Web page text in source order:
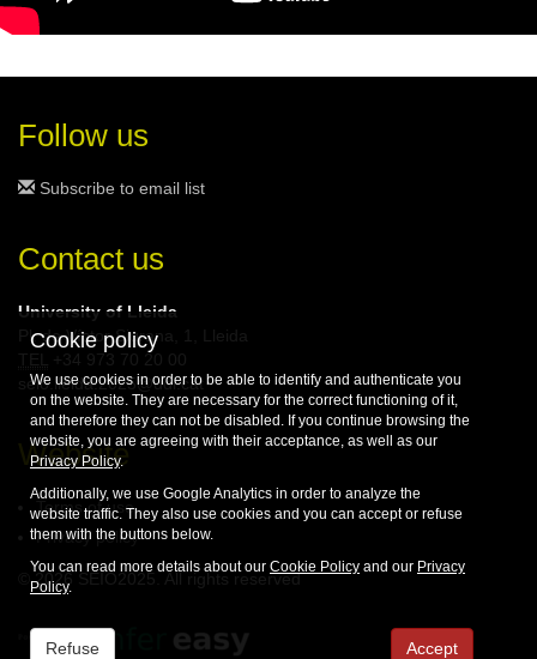
Follow us
Subscribe to email list
Contact us
University of Lleida
Pl. de Víctor Siurana, 1, Lleida
seio.lleida.2025@udl.cat
Website
Terms of use
Privacy policy
© 2026 SEIO2025. All rights reserved
Cookie policy
We use cookies in order to be able to identify and authenticate you
on the website. They are necessary for the correct functioning of it,
and therefore they can not be disabled. If you continue browsing the
website, you are agreeing with their acceptance, as well as our
Privacy Policy.
Additionally, we use Google Analytics in order to analyze the
website traffic. They also use cookies and you can accept or refuse
them with the buttons below.
You can read more details about our Cookie Policy and our Privacy
Policy.
Refuse Accept